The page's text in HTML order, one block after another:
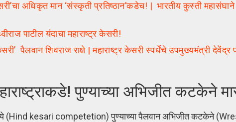
अधिकृत मान ‘संस्कृती प्रतिष्ठान’कडेच! | भारतीय कुस्ती
पाटील यंदाचा महाराष्ट्र केसरी!
पैलवान शिवराज राक्षे | महाराष्ट्र केसरी स्पर्धेचे उपमुख्यमंत्री देवेंद्र
पुण्याच्या अभिजीत कटकेने
(Hind kesari competetion) पुण्याच्या पैलवान अभिजीत कटकेने